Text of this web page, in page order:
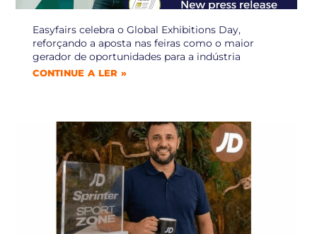
Easyfairs celebra o Global Exhibitions Day,
reforçando a aposta nas feiras como o maior
gerador de oportunidades para a indústria
CONTINUE A LER »